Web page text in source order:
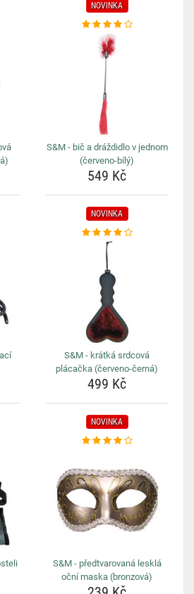
NOVINKA
S&M - bič a dráždidlo v jednom
(červeno-bílý)
549 Kč
NOVINKA
S&M - krátká srdcová
plácačka (červeno-černá)
499 Kč
NOVINKA
S&M - předtvarovaná lesklá
oční maska (bronzová)